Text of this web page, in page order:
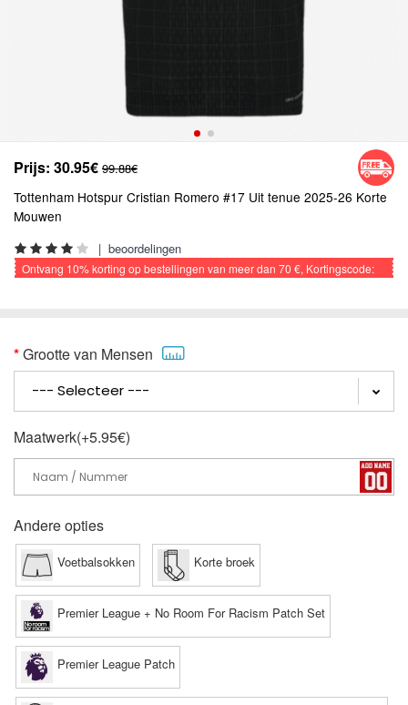
Prijs: 30.95€ 99.88€
Tottenham Hotspur Cristian Romero #17 Uit tenue 2025-26 Korte
Mouwen
| beoordelingen
Ontvang 10%korting op bestellingen van meer dan 70 €, Kortingscode:
Grootte van Mensen
Maatwerk(+5.95€)
Andere opties
Voetbalsokken Korte broek
Premier League + No Room For Racism Patch Set
Premier League Patch